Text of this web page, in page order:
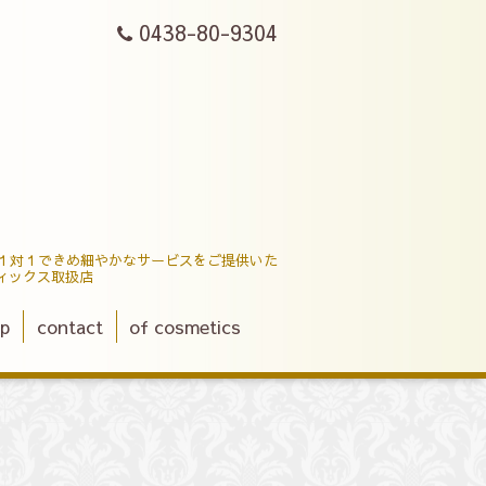
0438-80-9304
１できめ細やかなサービスをご提供いた
ックス取扱店
contact of cosmetics